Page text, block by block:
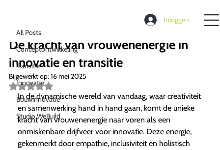
Inloggen
All Posts
Conceptontwikkeling
Transitie
Innovatie
Bouwinnovatie
Studio WeBuild
De kracht van vrouwenenergie in
innovatie en transitie
3 minuten om te lezen
Bijgewerkt op:16 mei 2025
Beoordeeld
met
NaN
uit
5
sterren.
In de dynamische wereld van vandaag, waar creativiteit
en samenwerking hand in hand gaan, komt de unieke
kracht van vrouwenenergie naar voren als een
onmiskenbare drijfveer voor innovatie. Deze energie,
gekenmerkt door empathie, inclusiviteit en holistisch